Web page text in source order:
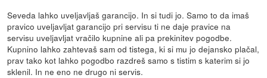
Seveda lahko uveljavljaš garancijo. In si tudi jo. Samo to da imaš
pravico uveljavljat garancijo pri servisu ti ne daje pravice na
servisu uveljavljat vračilo kupnine ali pa prekinitev pogodbe.
Kupnino lahko zahtevaš sam od tistega, ki si mu jo dejansko plačal,
prav tako kot lahko pogodbo razdreš samo s tistim s katerim si jo
sklenil. In ne eno ne drugo ni servis.